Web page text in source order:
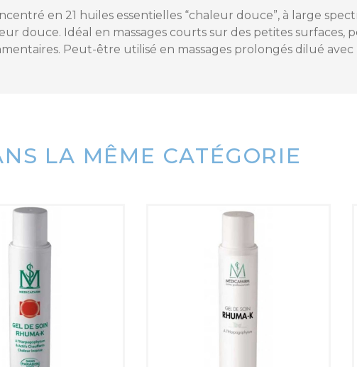
en 21 huiles essentielles “chaleur douce”, à large
douce. Idéal en massages courts sur des petites surfaces,
Peut-être utilisé en massages prolongés dilué
LA MÊME CATÉGORIE